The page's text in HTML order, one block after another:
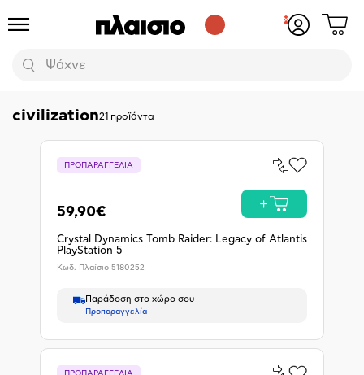
Προϊόντα
Αναζήτηση
Δες
civilization21 προϊόντα
ΠΡΟΠΑΡΑΓΓΕΛΙΑ
Σύγκρινέ
Προσθήκη
Αγαπημένα
59,90€
Crystal Dynamics Tomb Raider: Legacy of Atlantis
PlayStation 5
Κωδ. Πλαίσιο 5180252
Παράδοση στο χώρο σου
Προπαραγγελία
ΠΡΟΠΑΡΑΓΓΕΛΙΑ